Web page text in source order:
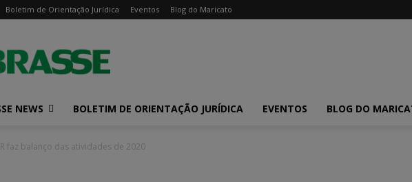
Boletim de Orientação Jurídica Eventos Blog do Maricato
NEWS BOLETIM DE ORIENTAÇÃO JURÍDICA EVENTOS BLOG DO
faz balanço das atividades de 2020